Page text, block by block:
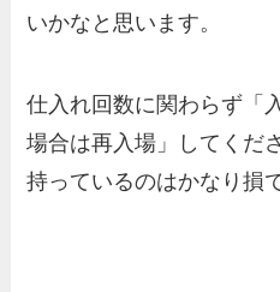
いかなと思います。
仕入れ回数に関わらず「
場合は再入場」してくだ
持っているのはかなり損